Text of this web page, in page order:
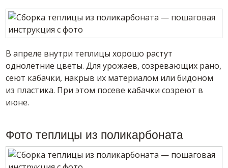
В апреле внутри теплицы хорошо растут
однолетние цветы. Для урожаев, созревающих рано,
сеют кабачки, накрыв их материалом или бидоном
из пластика. При этом посеве кабачки созреют в
июне.
Фото теплицы из поликарбоната